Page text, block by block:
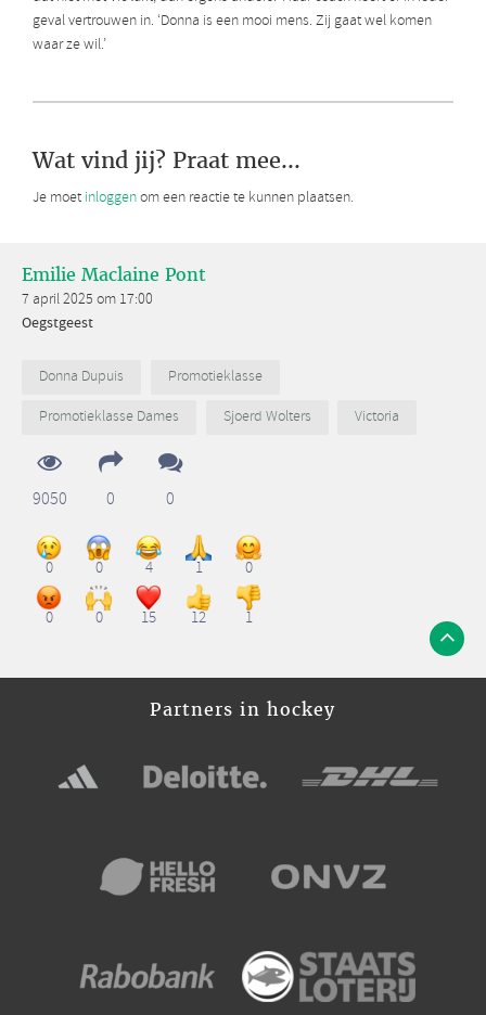
geval vertrouwen in. ‘Donna is een mooi mens. Zij gaat wel komen
waar ze wil.’
Wat vind jij? Praat mee...
Je moet inloggenom een reactie te kunnen plaatsen.
Emilie Maclaine Pont
7 april 2025 om 17:00
Oegstgeest
Donna Dupuis
Promotieklasse
Promotieklasse Dames
Sjoerd Wolters Victoria
9050 0 0
0 0 4 1 0
0 0 15 12 1
Partners in hockey